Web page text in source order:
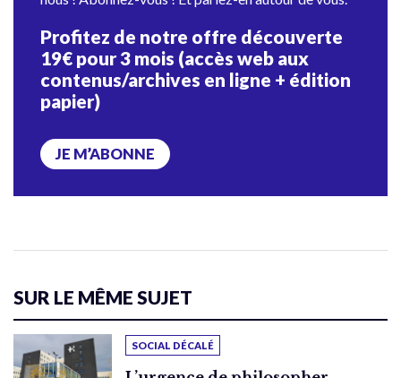
Profitez de notre offre découverte
19€ pour 3 mois (accès web aux
contenus/archives en ligne + édition
papier)
JE M’ABONNE
SUR LE MÊME SUJET
SOCIAL DÉCALÉ